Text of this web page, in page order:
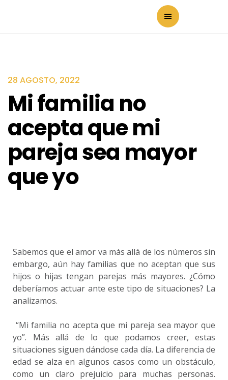
28 AGOSTO, 2022
Mi familia no
acepta que mi
pareja sea mayor
que yo
Sabemos que el amor va más allá de los números sin
embargo, aún hay familias que no aceptan que sus
hijos o hijas tengan parejas más mayores. ¿Cómo
deberíamos actuar ante este tipo de situaciones? La
analizamos.
“Mi familia no acepta que mi pareja sea mayor que
yo”. Más allá de lo que podamos creer, estas
situaciones siguen dándose cada día. La diferencia de
edad se alza en algunos casos como un obstáculo,
como un claro prejuicio para muchas personas.